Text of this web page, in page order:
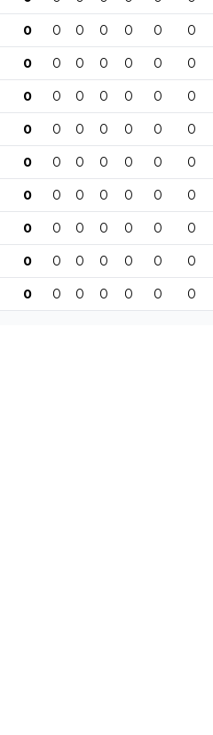
0 0 0 0 0 0 0
0 0 0 0 0 0 0
0 0 0 0 0 0 0
0 0 0 0 0 0 0
0 0 0 0 0 0 0
0 0 0 0 0 0 0
0 0 0 0 0 0 0
0 0 0 0 0 0 0
0 0 0 0 0 0 0